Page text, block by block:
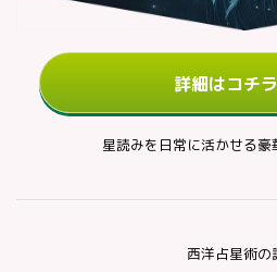
詳細はコチラ
星読みを日常に活かせる豪
西洋占星術の